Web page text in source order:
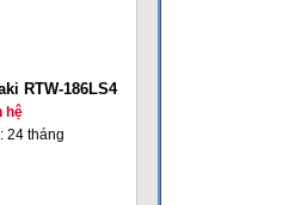
RTW-186LS4
hệ
24 tháng